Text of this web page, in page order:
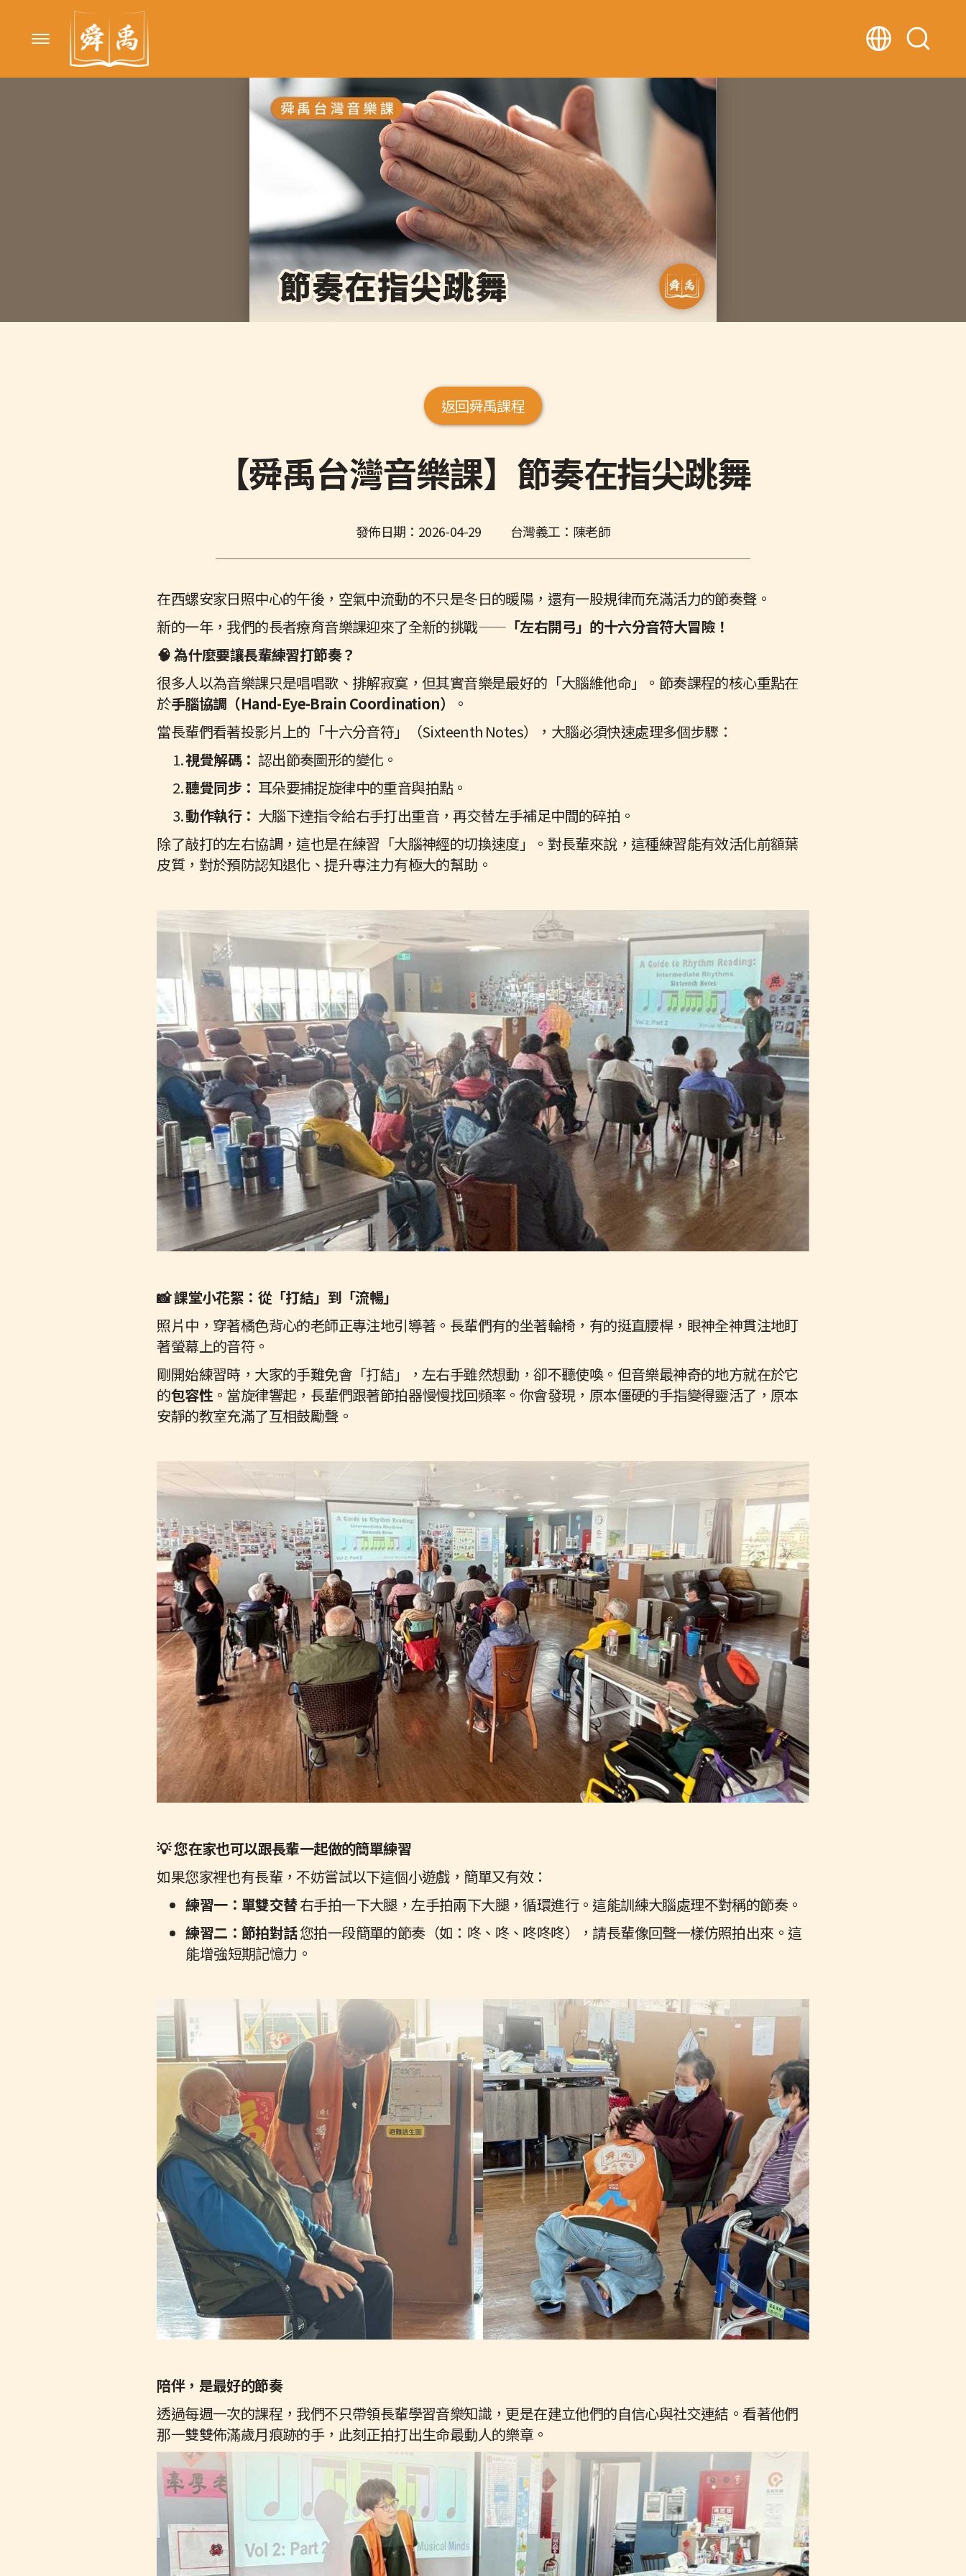
返回舜禹課程
【舜禹台灣音樂課】節奏在指尖跳舞
發佈日期： 2026-04-29 台灣義工：陳老師
在西螺安家日照中心的午後，空氣中流動的不只是冬日的暖陽，還有一股規律而充滿活力的節奏聲。
新的一年，我們的長者療育音樂課迎來了全新的挑戰—— 「左右開弓」的十六分音符大冒險！
🧠 為什麼要讓長輩練習打節奏？
很多人以為音樂課只是唱唱歌、排解寂寞，但其實音樂是最好的「大腦維他命」。節奏課程的核心重點在
於手腦協調（Hand-Eye-Brain Coordination）
。
當長輩們看著投影片上的「十六分音符」（Sixteenth Notes），大腦必須快速處理多個步驟：
視覺解碼： 認出節奏圖形的變化。
聽覺同步： 耳朵要捕捉旋律中的重音與拍點。
動作執行： 大腦下達指令給右手打出重音，再交替左手補足中間的碎拍。
除了敲打的左右協調，這也是在練習「大腦神經的切換速度」。對長輩來說，這種練習能有效活化前額葉
皮質，對於預防認知退化、提升專注力有極大的幫助。
📸 課堂小花絮：從「打結」到「流暢」
照片中，穿著橘色背心的老師正專注地引導著。長輩們有的坐著輪椅，有的挺直腰桿，眼神全神貫注地盯
著螢幕上的音符。
剛開始練習時，大家的手難免會「打結」，左右手雖然想動，卻不聽使喚。但音樂最神奇的地方就在於它
的包容性 。當旋律響起，長輩們跟著節拍器慢慢找回頻率。你會發現，原本僵硬的手指變得靈活了，原本
安靜的教室充滿了互相鼓勵聲。
💡 您在家也可以跟長輩一起做的簡單練習
如果您家裡也有長輩，不妨嘗試以下這個小遊戲，簡單又有效：
練習一：單雙交替右手拍一下大腿，左手拍兩下大腿，循環進行。這能訓練大腦處理不對稱的節奏。
練習二：節拍對話您拍一段簡單的節奏（如：咚、咚、咚咚咚），請長輩像回聲一樣仿照拍出來。這
能增強短期記憶力。
陪伴，是最好的節奏
透過每週一次的課程，我們不只帶領長輩學習音樂知識，更是在建立他們的自信心與社交連結。看著他們
那一雙雙佈滿歲月痕跡的手，此刻正拍打出生命最動人的樂章。